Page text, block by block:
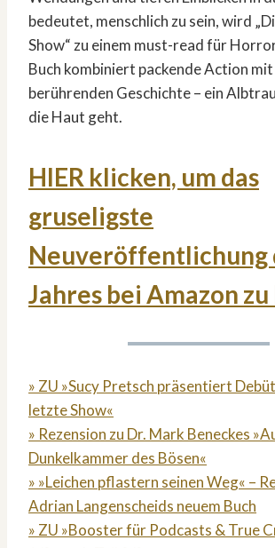
bedeutet, menschlich zu sein, wird
Show“ zu einem must-read für
Buch kombiniert packende Action
berührenden Geschichte – ein
die Haut geht.
HIER klicken, um das
gruseligste
Neuveröffentlichung
Jahres bei Amazon
» ZU »Sucy Pretsch präsentiert
letzte Show«
» Rezension zu Dr. Mark Beneckes
Dunkelkammer des Bösen«
» »Leichen pflastern seinen Weg« –
Adrian Langenscheids neuem Buch
» ZU »Booster für Podcasts & True